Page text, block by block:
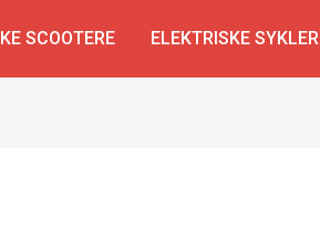
SCOOTERE ELEKTRISKE SYKLER